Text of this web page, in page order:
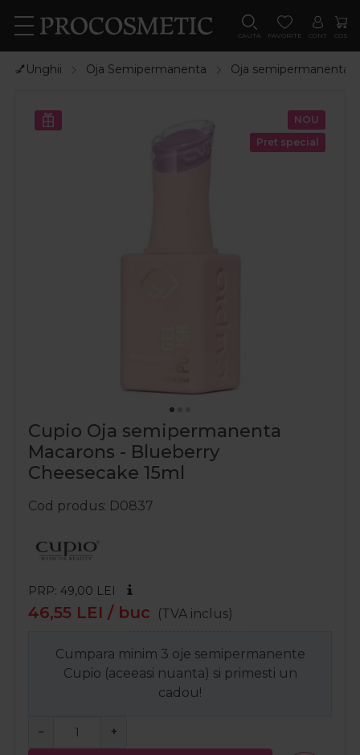
CAUTA FAVORITE CONT COS
💅Unghii Oja Semipermanenta Oja semipermanenta
NOU
Pret special
Cupio Oja semipermanenta
Macarons - Blueberry
Cheesecake 15ml
Cod produs D0837
PRP: 49,00 LEI
46,55 LEI / buc (TVA inclus)
Cumpara minim 3 oje semipermanente
Cupio (aceeasi nuanta) si primesti un
cadou!
− +